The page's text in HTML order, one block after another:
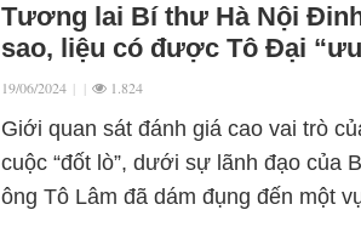
Tương lai Bí thư Hà Nội
sao, liệu có được Tô Đại
19/06/2024 | | 1.824
Giới quan sát đánh giá cao vai trò
cuộc “đốt lò”, dưới sự lãnh đạo của
ông Tô Lâm đã dám đụng đến một